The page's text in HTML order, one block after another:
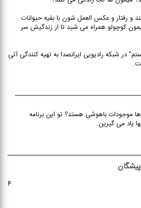
و رفتار و عکس العمل شون با بقیه حیوانات
کوچولو همراه می شید تا از زندگیش سر
شبکه رادیویی ایرانصدا به تهیه کنندگی آتی
موجودات باهوشی هستد؟ تو این برنامه
یاد می گیرین.
۴